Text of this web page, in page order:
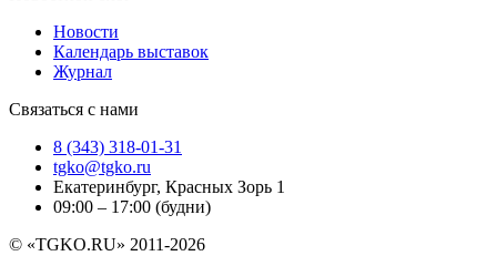
Новости
Календарь выставок
Журнал
Связаться с нами
8 (343) 318-01-31
tgko@tgko.ru
Екатеринбург, Красных Зорь 1
09:00 – 17:00 (будни)
© «TGKO.RU» 2011-2026